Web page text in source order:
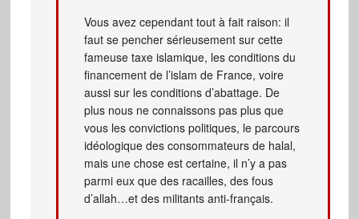
Vous avez cependant tout à fait raison: il
faut se pencher sérieusement sur cette
fameuse taxe islamique, les conditions du
financement de l’islam de France, voire
aussi sur les conditions d’abattage. De
plus nous ne connaissons pas plus que
vous les convictions politiques, le parcours
idéologique des consommateurs de halal,
mais une chose est certaine, il n’y a pas
parmi eux que des racailles, des fous
d’allah…et des militants anti-français.